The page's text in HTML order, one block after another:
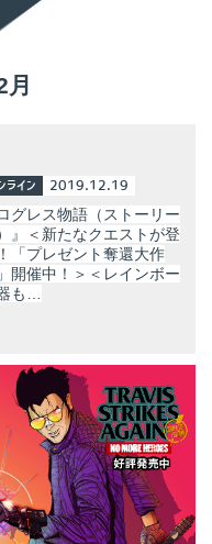
ライン 2019.12.19
ログレス物語（ストーリー
』＜新たなクエストが登
「プレゼント奪還大作
開催中！＞＜レインボー
も…